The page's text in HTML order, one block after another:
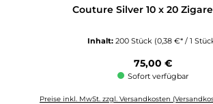
Couture Silver 10 x 20
Inhalt: 200 Stück (0,38 €* / 1
Regulärer Preis:
75,00 €
Sofort verfügbar
Preise inkl. MwSt. zzgl. Versandkosten